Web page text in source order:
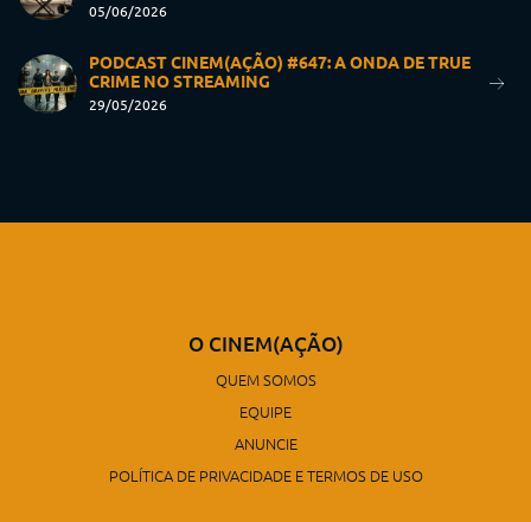
05/06/2026
PODCAST CINEM(AÇÃO) #647: A ONDA DE TRUE
CRIME NO STREAMING
29/05/2026
O CINEM(AÇÃO)
QUEM SOMOS
EQUIPE
ANUNCIE
POLÍTICA DE PRIVACIDADE E TERMOS DE USO